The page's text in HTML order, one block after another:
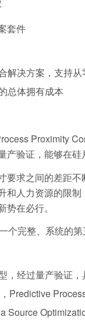
套件
解决方案，支持
总体拥有成本
Proximity
验证，能够在
要求之间的差距
人力资源的限
在必行。
完整、系统的第
，经过量产验证
Predictive
Source